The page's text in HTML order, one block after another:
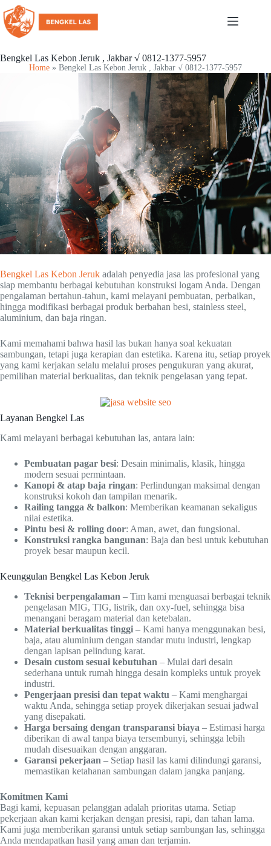
Bengkel Las Kebon Jeruk , Jakbar √ 0812-1377-5957
Home » Bengkel Las Kebon Jeruk , Jakbar √ 0812-1377-5957
Bengkel Las Kebon Jeruk adalah penyedia jasa las profesional yang
siap membantu berbagai kebutuhan konstruksi logam Anda. Dengan
pengalaman bertahun-tahun, kami melayani pembuatan, perbaikan,
hingga modifikasi berbagai produk berbahan besi, stainless steel,
aluminium, dan baja ringan.
Kami memahami bahwa hasil las bukan hanya soal kekuatan
sambungan, tetapi juga kerapian dan estetika. Karena itu, setiap proyek
yang kami kerjakan selalu melalui proses pengukuran yang akurat,
pemilihan material berkualitas, dan teknik pengelasan yang tepat.
Layanan Bengkel Las
Kami melayani berbagai kebutuhan las, antara lain:
Pembuatan pagar besi: Desain minimalis, klasik, hingga
modern sesuai permintaan.
Kanopi & atap baja ringan: Perlindungan maksimal dengan
konstruksi kokoh dan tampilan menarik.
Railing tangga & balkon: Memberikan keamanan sekaligus
nilai estetika.
Pintu besi & rolling door: Aman, awet, dan fungsional.
Konstruksi rangka bangunan: Baja dan besi untuk kebutuhan
proyek besar maupun kecil.
Keunggulan Bengkel Las Kebon Jeruk
Teknisi berpengalaman – Tim kami menguasai berbagai teknik
pengelasan MIG, TIG, listrik, dan oxy-fuel, sehingga bisa
menangani beragam material dan ketebalan.
Material berkualitas tinggi – Kami hanya menggunakan besi,
baja, atau aluminium dengan standar mutu industri, lengkap
dengan lapisan pelindung karat.
Desain custom sesuai kebutuhan – Mulai dari desain
sederhana untuk rumah hingga desain kompleks untuk proyek
industri.
Pengerjaan presisi dan tepat waktu – Kami menghargai
waktu Anda, sehingga setiap proyek dikerjakan sesuai jadwal
yang disepakati.
Harga bersaing dengan transparansi biaya – Estimasi harga
diberikan di awal tanpa biaya tersembunyi, sehingga lebih
mudah disesuaikan dengan anggaran.
Garansi pekerjaan – Setiap hasil las kami dilindungi garansi,
memastikan ketahanan sambungan dalam jangka panjang.
Komitmen Kami
Bagi kami, kepuasan pelanggan adalah prioritas utama. Setiap
pekerjaan akan kami kerjakan dengan presisi, rapi, dan tahan lama.
Kami juga memberikan garansi untuk setiap sambungan las, sehingga
Anda mendapatkan hasil yang aman dan terjamin.